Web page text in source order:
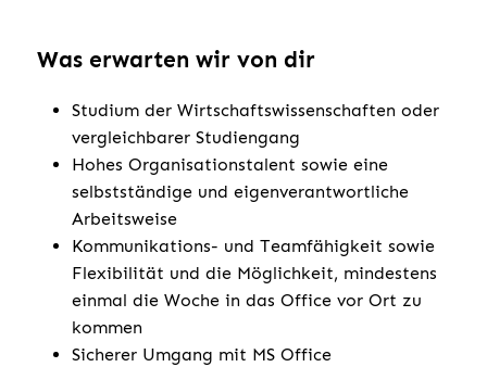
Was erwarten wir von dir
Studium der Wirtschaftswissenschaften oder
vergleichbarer Studiengang
Hohes Organisationstalent sowie eine
selbstständige und eigenverantwortliche
Arbeitsweise
Kommunikations- und Teamfähigkeit sowie
Flexibilität und die Möglichkeit, mindestens
einmal die Woche in das Office vor Ort zu
kommen
Sicherer Umgang mit MS Office